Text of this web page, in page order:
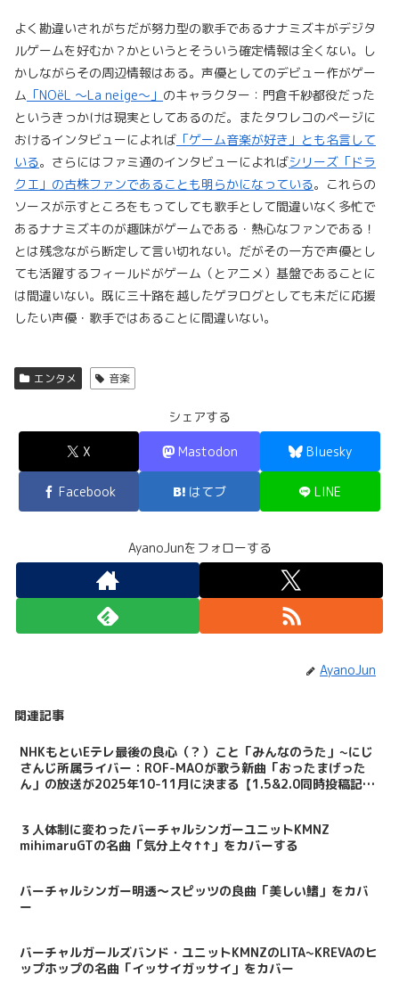
よく勘違いされがちだが努力型の歌手であるナナミズキがデジタ
ルゲームを好むか？かというとそういう確定情報は全くない。し
かしながらその周辺情報はある。声優としてのデビュー作がゲー
ム 「NOëL 〜La neige〜」 のキャラクター：門倉千紗都役だった
というきっかけは現実としてあるのだ。またタワレコのページに
おけるインタビューによれば 「ゲーム音楽が好き」とも名言して
いる。さらにはファミ通のインタビューによればシリーズ「ドラ
クエ」の古株ファンであることも明らかになっている。これらの
ソースが示すところをもってしても歌手として間違いなく多忙で
あるナナミズキのが趣味がゲームである・熱心なファンである！
とは残念ながら断定して言い切れない。だがその一方で声優とし
ても活躍するフィールドがゲーム（とアニメ）基盤であることに
は間違いない。既に三十路を越したゲヲログとしても未だに応援
したい声優・歌手ではあることに間違いない。
エンタメ 音楽
シェアする
X Mastodon Bluesky
Facebook はてブ LINE
AyanoJunをフォローする
AyanoJun
関連記事
NHKもといEテレ最後の良心（？）こと「みんなのうた」~にじ
さんじ所属ライバー：ROF-MAOが歌う新曲「おったまげった
ん」の放送が2025年10-11月に決まる【1.5&2.0同時投稿記
３人体制に変わったバーチャルシンガーユニットKMNZ
mihimaruGTの名曲「気分上々↑↑」をカバーする
バーチャルシンガー明透～スピッツの良曲「美しい鰭」をカバ
ー
バーチャルガールズバンド・ユニットKMNZのLITA~KREVAのヒ
ップホップの名曲「イッサイガッサイ」をカバー